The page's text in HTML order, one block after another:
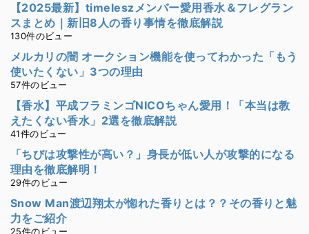
【2025最新】timeleszメンバー愛用香水＆フレグラン
スまとめ｜新旧8人の香り事情を徹底解説
130件のビュー
メルカリの闇 オークション機能を使ってわかった「もう
使いたくない」3つの理由
57件のビュー
【香水】平成フラミンゴNICOちゃん愛用！「本当は教
えたくない香水」2選を徹底解説
41件のビュー
「ちびは攻撃性が高い？」身長が低い人が攻撃的になる
理由を徹底解明！
29件のビュー
Snow Man渡辺翔太が惚れた香りとは？？その香りと魅
力をご紹介
25件のビュー